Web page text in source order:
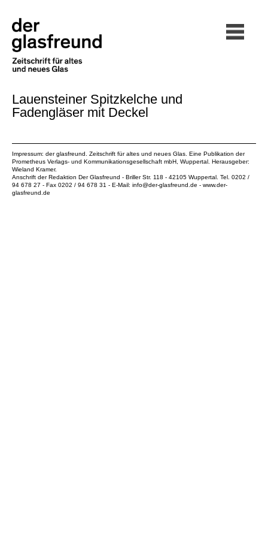
Lauensteiner Spitzkelche und
Fadengläser mit Deckel
Impressum: der glasfreund. Zeitschrift für altes und neues Glas. Eine Publikation der
Prometheus Verlags- und Kommunikationsgesellschaft mbH , Wuppertal. Herausgeber:
Wieland Kramer.
Anschrift der Redaktion Der Glasfreund - Briller Str. 118 - 42105 Wuppertal. Tel. 0202 /
94 678 27 - Fax 0202 / 94 678 31 - E-Mail: info@der-glasfreund.de - www.der-
glasfreund.de